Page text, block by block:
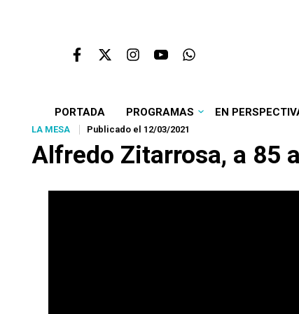
PORTADA PROGRAMAS EN
LA MESA Publicado el 12/03/2021
Alfredo Zitarrosa, a 85